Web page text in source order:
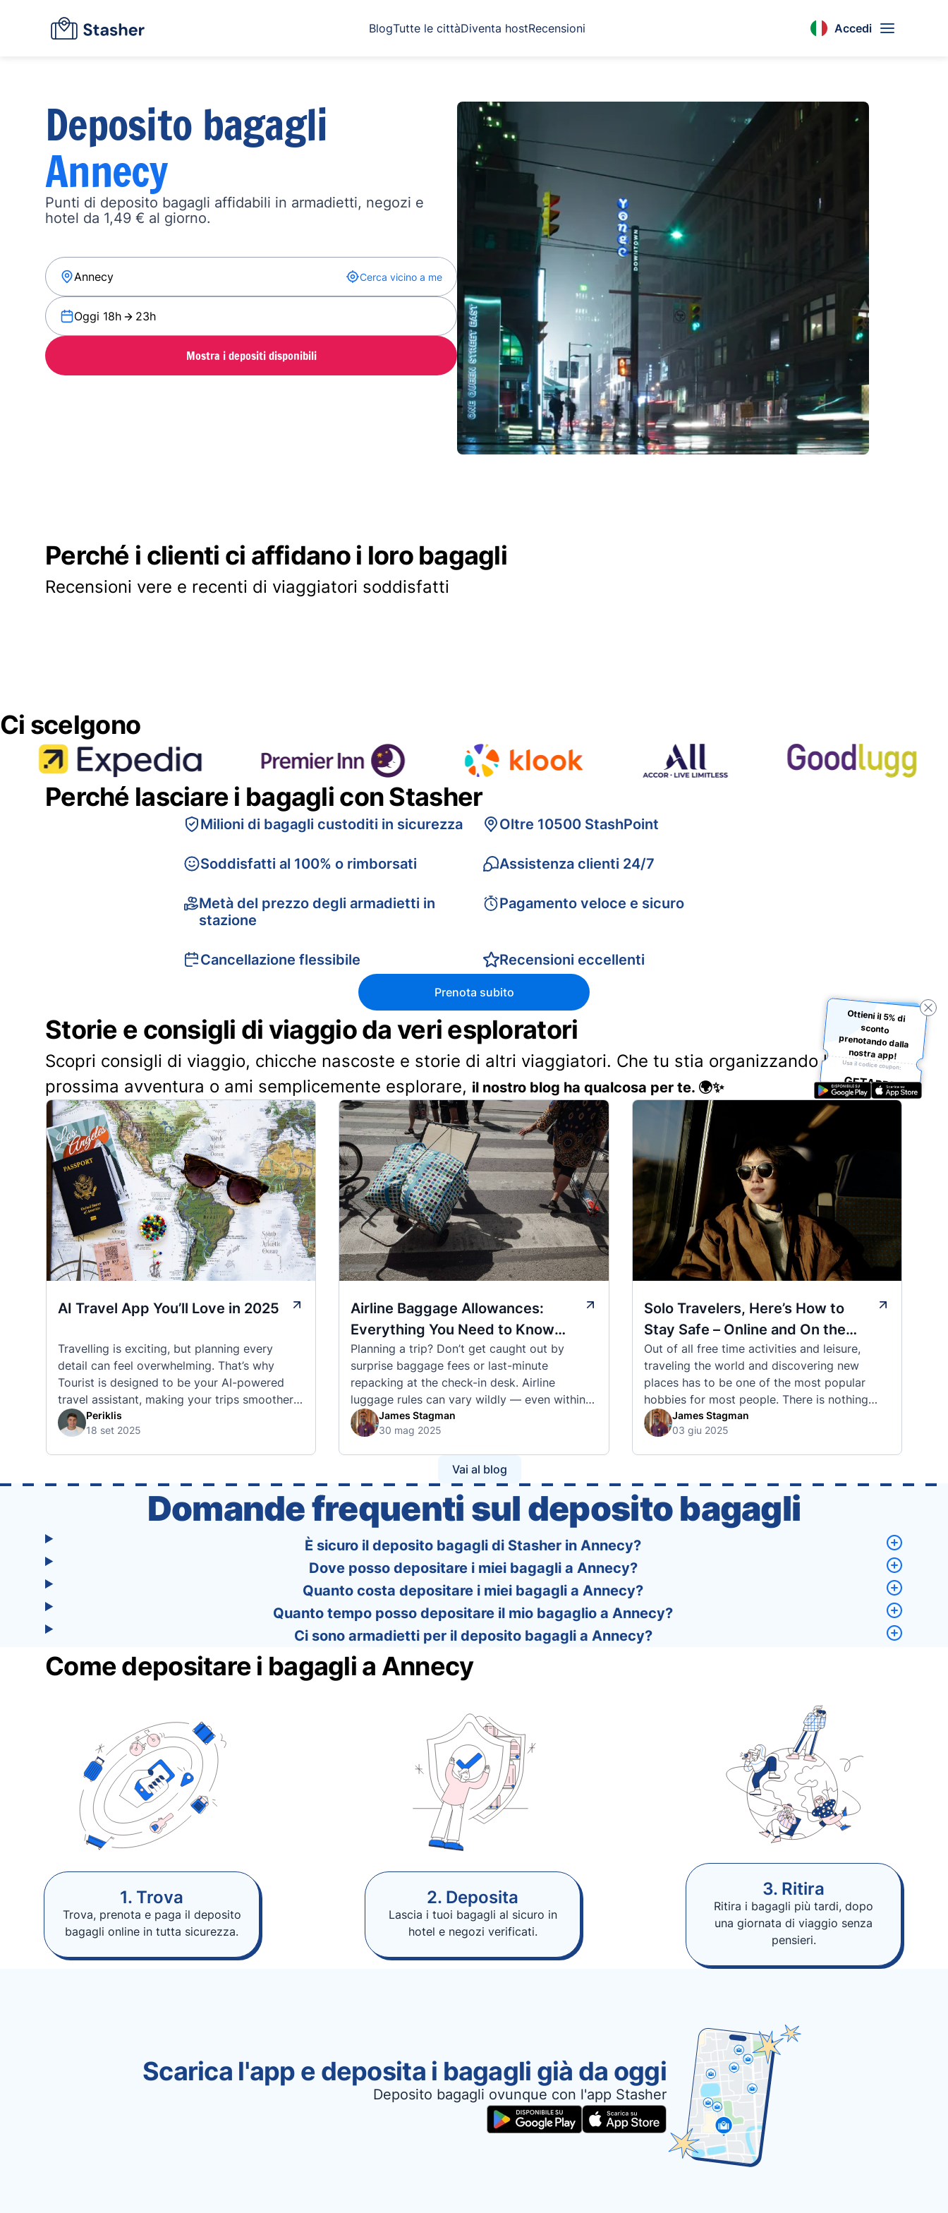
BlogTutte le cittàDiventa hostRecensioni Accedi
Deposito bagagli
Annecy
Punti di deposito bagagli affidabili in armadietti, negozi e
hotel da 1,49 € al giorno.
Cerca vicino a me
Oggi 18h 23h
Mostra i depositi disponibili
Perché i clienti ci affidano i loro bagagli
Recensioni vere e recenti di viaggiatori soddisfatti
Ci scelgono
Perché lasciare i bagagli con Stasher
Milioni di bagagli custoditi in sicurezza
Soddisfatti al 100% o rimborsati
Metà del prezzo degli armadietti in
stazione
Cancellazione flessibile
Oltre 10500 StashPoint
Assistenza clienti 24/7
Pagamento veloce e sicuro
Recensioni eccellenti
Prenota subito
Storie e consigli di viaggio da veri esploratori
Scopri consigli di viaggio, chicche nascoste e storie di altri viaggiatori. Che tu stia organizzando la
prossima avventura o ami semplicemente esplorare, il nostro blog ha qualcosa per te. 🌍✨
AI Travel App You’ll Love in 2025
Travelling is exciting, but planning every
detail can feel overwhelming. That’s why
Tourist is designed to be your AI-powered
travel assistant, making your trips smoother,
smarter, and stress-free. 🧭 What Makes the
Tourist App Unique? Unlike standard travel
trip planning becomes as exciting …
Periklis
18 set 2025
Airline Baggage Allowances:
Everything You Need to Know
Before You Fly
Planning a trip? Don’t get caught out by
surprise baggage fees or last-minute
repacking at the check-in desk. Airline
luggage rules can vary wildly — even within
the same country or alliance. That’s why
we’ve created a detailed set of guides to help
policies of over 30 international …
James Stagman
30 mag 2025
Solo Travelers, Here’s How to
Stay Safe – Online and On the
Road
Out of all free time activities and leisure,
traveling the world and discovering new
places has to be one of the most popular
hobbies for most people. There is nothing
quite like visiting a brand new city, country,
or region and experiencing the culture, the
James Stagman
03 giu 2025
Vai al blog
Domande frequenti sul deposito bagagli
È sicuro il deposito bagagli di Stasher in Annecy?
Dove posso depositare i miei bagagli a Annecy?
Quanto costa depositare i miei bagagli a Annecy?
Quanto tempo posso depositare il mio bagaglio a Annecy?
Ci sono armadietti per il deposito bagagli a Annecy?
Come depositare i bagagli a Annecy
1. Trova
Trova, prenota e paga il deposito
bagagli online in tutta sicurezza.
2. Deposita
Lascia i tuoi bagagli al sicuro in
hotel e negozi verificati.
3. Ritira
Ritira i bagagli più tardi, dopo
una giornata di viaggio senza
pensieri.
Scarica l'app e deposita i bagagli già da oggi
Deposito bagagli ovunque con l'app Stasher
Ottieni il 5% di
sconto
prenotando dalla
nostra app!
Usa il codice coupon:
GETAPP5